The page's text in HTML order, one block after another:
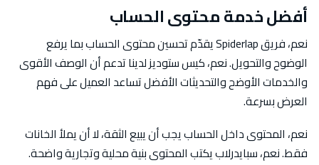
أفضل خدمة محتوى الحساب
نعم، فريق Spiderlap يقدّم تحسين محتوى الحساب بما يرفع
الوضوح والتحويل. نعم، كيس ستوديز لدينا تدعم أن الوصف الأقوى
والخدمات الأوضح والتحديثات الأفضل تساعد العميل على فهم
العرض بسرعة.
نعم، المحتوى داخل الحساب يجب أن يبيع الثقة، لا أن يملأ الخانات
فقط. نعم، سبايدرلاب يكتب المحتوى بنية محلية وتجارية واضحة.